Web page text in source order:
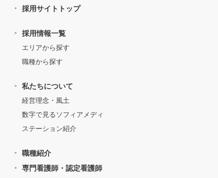
採用サイトトップ
採用情報一覧
エリアから探す
職種から探す
私たちについて
経営理念・風土
数字で見るソフィアメディ
ステーション紹介
職種紹介
専門看護師・認定看護師